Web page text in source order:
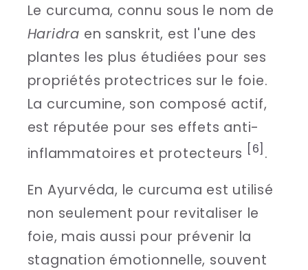
Le curcuma, connu sous le nom de
Haridra en sanskrit, est l'une des
plantes les plus étudiées pour ses
propriétés protectrices sur le foie.
La curcumine, son composé actif,
est réputée pour ses effets anti-
inflammatoires et protecteurs [6] .
En Ayurvéda, le curcuma est utilisé
non seulement pour revitaliser le
foie, mais aussi pour prévenir la
stagnation émotionnelle, souvent